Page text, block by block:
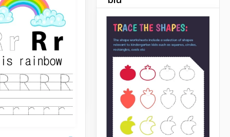
ottimo modello su
Docs! Puoi mostrare
necessarie,
ecc. in modo
e bello.
Puoi utilizzare il nostro
modello di Appunti di
Matematica Colore Blu
come foglio di lavoro per gli
studenti o i tuoi figli. Un bel
design nei toni blu li
aiuterà a concentrarsi sulla
matematica.
Google Sheets